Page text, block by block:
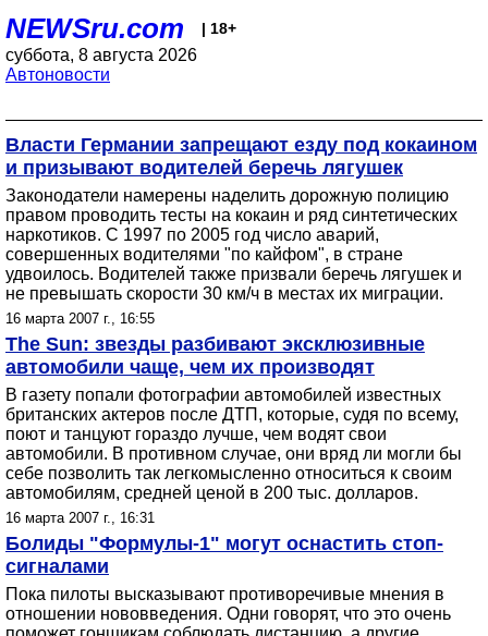
NEWSru.com | 18+
суббота, 8 августа 2026
Автоновости
Власти Германии запрещают езду под кокаином
и призывают водителей беречь лягушек
Законодатели намерены наделить дорожную полицию
правом проводить тесты на кокаин и ряд синтетических
наркотиков. С 1997 по 2005 год число аварий,
совершенных водителями "по кайфом", в стране
удвоилось. Водителей также призвали беречь лягушек и
не превышать скорости 30 км/ч в местах их миграции.
16 марта 2007 г., 16:55
The Sun: звезды разбивают эксклюзивные
автомобили чаще, чем их производят
В газету попали фотографии автомобилей известных
британских актеров после ДТП, которые, судя по всему,
поют и танцуют гораздо лучше, чем водят свои
автомобили. В противном случае, они вряд ли могли бы
себе позволить так легкомысленно относиться к своим
автомобилям, средней ценой в 200 тыс. долларов.
16 марта 2007 г., 16:31
Болиды "Формулы-1" могут оснастить стоп-
сигналами
Пока пилоты высказывают противоречивые мнения в
отношении нововведения. Одни говорят, что это очень